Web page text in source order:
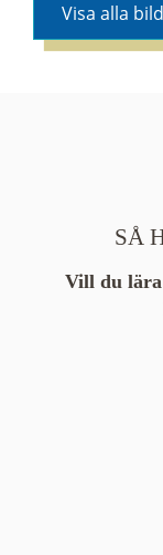
Visa alla
SÅ
Vill du